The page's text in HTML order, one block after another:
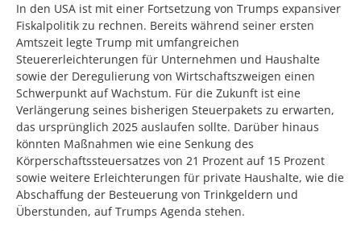
In den USA ist mit einer Fortsetzung von Trumps expansiver
Fiskalpolitik zu rechnen. Bereits während seiner ersten
Amtszeit legte Trump mit umfangreichen
Steuererleichterungen für Unternehmen und Haushalte
sowie der Deregulierung von Wirtschaftszweigen einen
Schwerpunkt auf Wachstum. Für die Zukunft ist eine
Verlängerung seines bisherigen Steuerpakets zu erwarten,
das ursprünglich 2025 auslaufen sollte. Darüber hinaus
könnten Maßnahmen wie eine Senkung des
Körperschaftssteuersatzes von 21 Prozent auf 15 Prozent
sowie weitere Erleichterungen für private Haushalte, wie die
Abschaffung der Besteuerung von Trinkgeldern und
Überstunden, auf Trumps Agenda stehen.